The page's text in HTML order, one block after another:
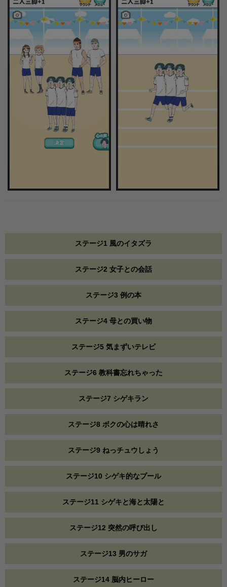
ステージ1 風のイタズラ
ステージ2 女子との会話
ステージ3 例の本
ステージ4 母との買い物
ステージ5 気まずいテレビ
ステージ6 教科書忘れちゃった
ステージ7 シゲキラン
ステージ8 ボクの心は晴れさ
ステージ9 ねっチュウしょう
ステージ10 シゲキ的なプール
ステージ11 シゲキと海と太陽と
ステージ12 突然の呼び出し
ステージ13 男のサガ
ステージ14 脳内ヒーロー